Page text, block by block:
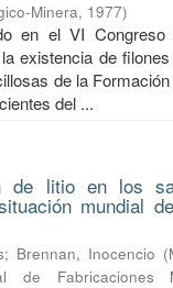
Minera, 1977)
en el VI Congreso
existencia de
de la
del ...
de litio en los
mundial
; Brennan, Inocencio (
de Fabricaciones